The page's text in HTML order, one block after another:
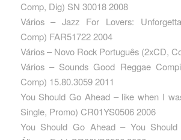
Comp, Dig) SN 30018 2008
Vários – Jazz For Lovers:
Comp) FAR51722 2004
Vários – Novo Rock Português ‎(2xCD,
Vários – Sounds Good Reggae
Comp) 15.80.3059 2011
You Should Go Ahead – like when I
Single, Promo) CR01YS0506 2006
You Should Go Ahead – You